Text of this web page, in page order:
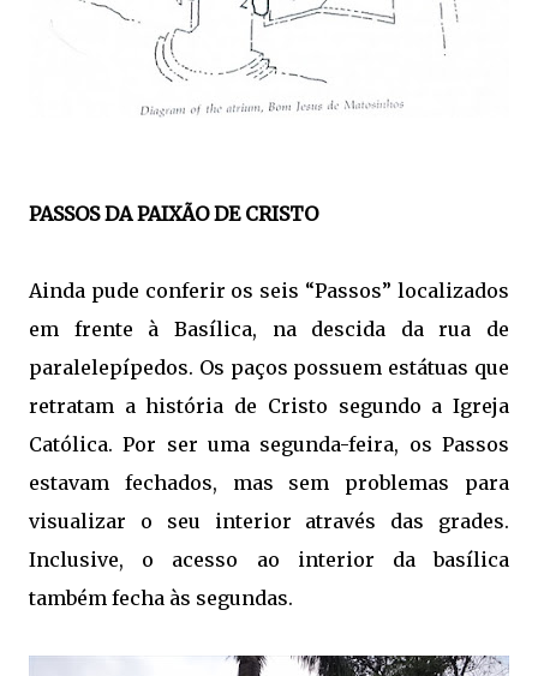
PASSOS DA PAIXÃO DE CRISTO
Ainda pude conferir os seis “Passos” localizados
em frente à Basílica, na descida da rua de
paralelepípedos. Os paços possuem estátuas que
retratam a história de Cristo segundo a Igreja
Católica. Por ser uma segunda-feira, os Passos
estavam fechados, mas sem problemas para
visualizar o seu interior através das grades.
Inclusive, o acesso ao interior da basílica
também fecha às segundas.